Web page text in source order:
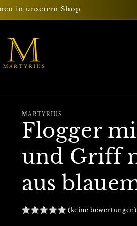
in unserem Shop
n
MARTYRIUS
Flogger
und Griff
aus
(keine bewertungen)